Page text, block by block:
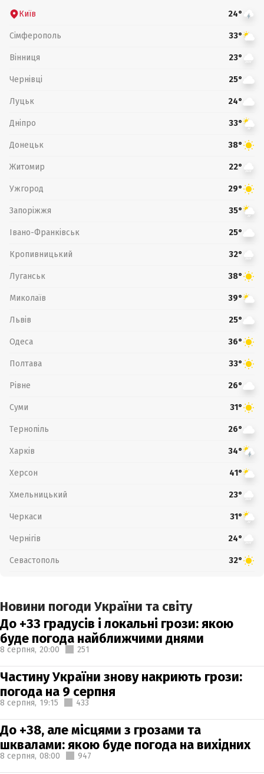
Київ 24°
Сімферополь 33°
Вінниця 23°
Чернівці 25°
Луцьк 24°
Дніпро 33°
Донецьк 38°
Житомир 22°
Ужгород 29°
Запоріжжя 35°
Івано-Франківськ 25°
Кропивницький 32°
Луганськ 38°
Миколаїв 39°
Львів 25°
Одеса 36°
Полтава 33°
Рівне 26°
Суми 31°
Тернопіль 26°
Харків 34°
Херсон 41°
Хмельницький 23°
Черкаси 31°
Чернігів 24°
Севастополь 32°
Новини погоди України та світу
До +33 градусів і локальні грози: якою
буде погода найближчими днями
8 серпня, 20:00 251
Частину України знову накриють грози:
погода на 9 серпня
8 серпня, 19:15 433
До +38, але місцями з грозами та
шквалами: якою буде погода на вихідних
8 серпня, 08:00 947